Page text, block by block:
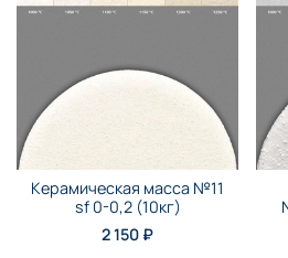
Керамическая масса №11
sf 0-0,2 (10кг)
2 150 ₽